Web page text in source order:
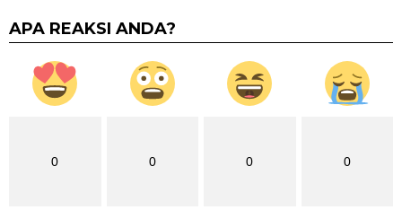
APA REAKSI ANDA?
0 0 0 0